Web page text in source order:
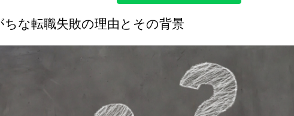
ちな転職失敗の理由とその背景